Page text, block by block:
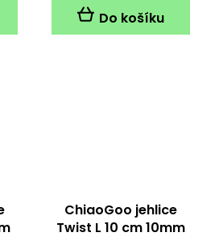
Do košíku
ChiaoGoo jehlice
Twist L 10 cm 10mm